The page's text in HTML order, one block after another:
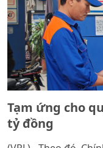
Tạm ứng cho
tỷ đồng